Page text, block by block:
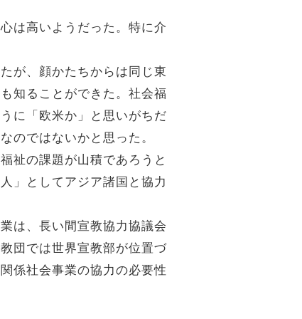
は高いようだった。特に介
が、顔かたちからは同じ東
知ることができた。社会福
に「欧米か」と思いがちだ
のではないかと思った。
祉の課題が山積であろうと
」としてアジア諸国と協力
は、長い間宣教協力協議会
団では世界宣教部が位置づ
係社会事業の協力の必要性